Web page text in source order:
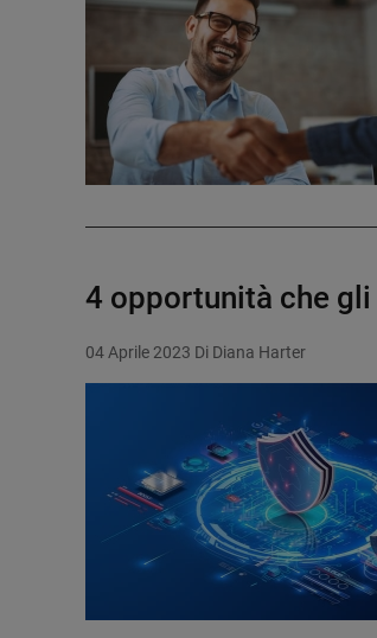
4 opportunità che
04 Aprile 2023 Di Diana Harter